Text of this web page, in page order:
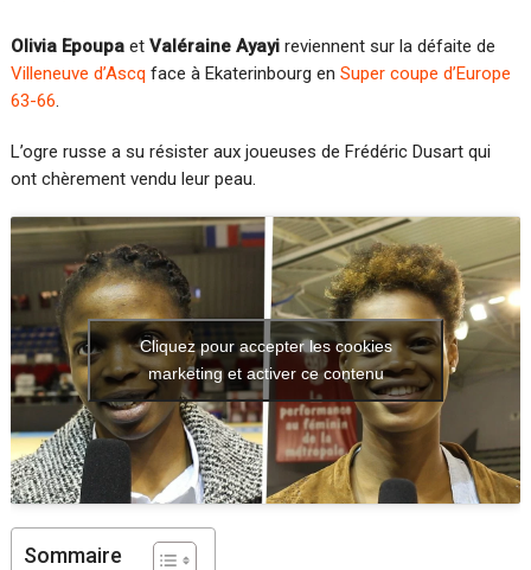
Olivia Epoupaet Valéraine Ayayireviennent sur la défaite de
Villeneuve d’Ascq face à Ekaterinbourg en Super coupe d’Europe
63-66.
L’ogre russe a su résister aux joueuses de Frédéric Dusart qui
ont chèrement vendu leur peau.
Cliquez pour accepter les cookies
marketing et activer ce contenu
Sommaire